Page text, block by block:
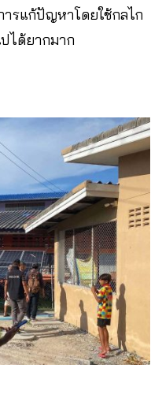
รแก้ปัญหาโดยใช้กลไก
ได้ยากมาก